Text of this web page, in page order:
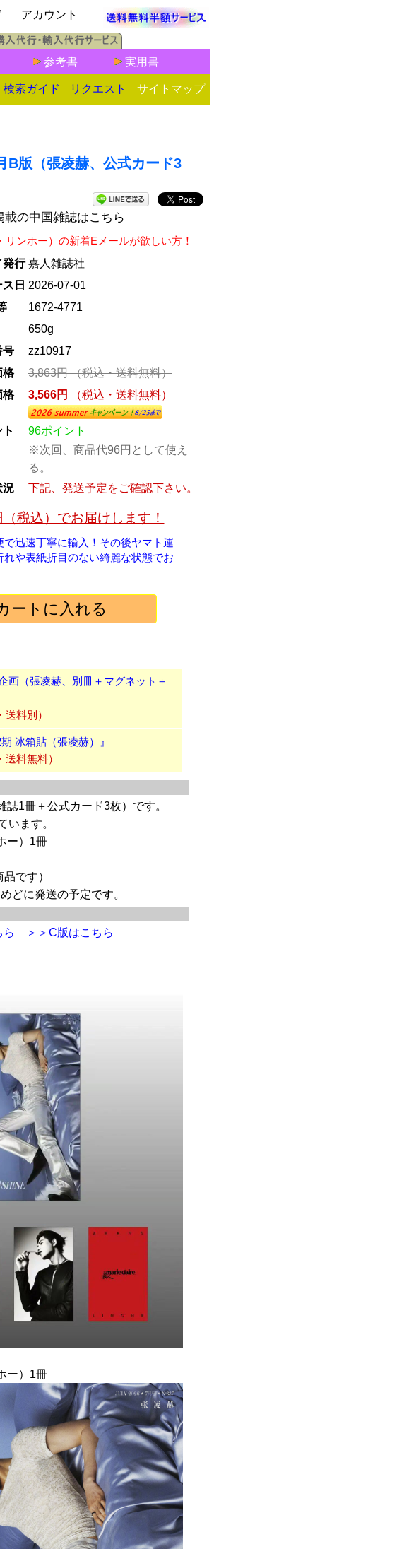
アカウント
参考書 実用書
検索ガイド リクエスト サイトマップ
B版（張凌赫、公式カード3
の中国雑誌はこちら
ンホー）の新着Eメールが欲しい方！
発行 嘉人雑誌社
日 2026-07-01
1672-4771
650g
号
zz10917
格
3,863円（税込・送料無料）
格
3,566円 （税込・送料無料）
96ポイント
※次回、商品代96円として使え
る。
況
下記、発送予定をご確認下さい。
税込）でお届けします！
迅速丁寧に輸入！その後ヤマト運
や表紙折目のない綺麗な状態でお
画（張凌赫、別冊＋マグネット＋
料別）
冰箱貼（張凌赫）』
料無料）
1冊＋公式カード3枚）です。
います。
ー）1冊
です）
どに発送の予定です。
ら
＞＞C版はこちら
ー）1冊